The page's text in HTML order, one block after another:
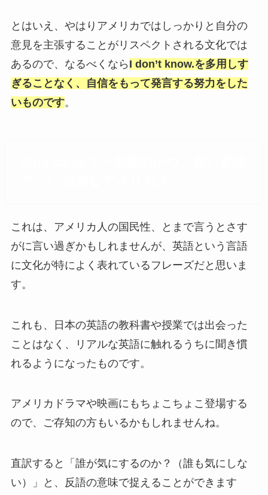
とはいえ、やはりアメリカではしっかりと自分の
意見を主張することがリスペクトされる文化では
あるので、なるべくなら I don’t know.を多用しす
ぎることなく、自信をもって発言する努力をした
いものです。
これは、アメリカ人の国民性、とまで言うとさす
がに言い過ぎかもしれませんが、英語という言語
に文化が特によく表れているフレーズだと思いま
す。
これも、日本の英語の教科書や授業では出会った
ことはなく、リアルな英語に触れるうちに聞き慣
れるようになったものです。
アメリカドラマや映画にもちょこちょこ登場する
ので、ご存知の方もいるかもしれませんね。
直訳すると「誰が気にするのか？（誰も気にしな
い）」と、反語の意味で捉えることができます